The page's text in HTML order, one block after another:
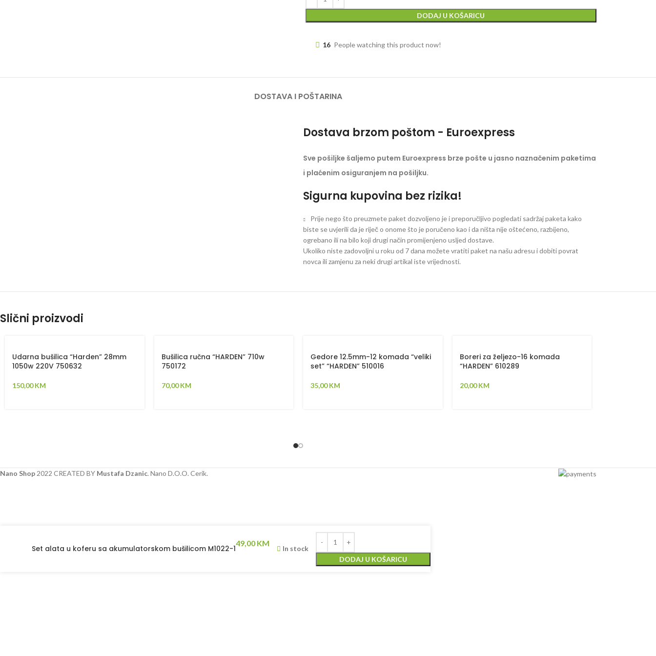
DODAJ U KOŠARICU
16 People watching this product now!
DOSTAVA I POŠTARINA
Dostava brzom poštom - Euroexpress
Sve pošiljke šaljemo putem Euroexpress brze pošte u jasno naznačenim paketima
i plaćenim osiguranjem na pošiljku.
Sigurna kupovina bez rizika!
Prije nego što preuzmete paket dozvoljeno je i preporučljivo pogledati sadržaj paketa kako
biste se uvjerili da je riječ o onome što je poručeno kao i da ništa nije oštećeno, razbijeno,
ogrebano ili na bilo koji drugi način promijenjeno usljed dostave.
Ukoliko niste zadovoljni u roku od 7 dana možete vratiti paket na našu adresu i dobiti povrat
novca ili zamjenu za neki drugi artikal iste vrijednosti.
Slični proizvodi
Udarna bušilica “Harden” 28mm
1050w 220V 750632
150,00KM
Bušilica ručna “HARDEN” 710w
750172
70,00KM
Gedore 12.5mm-12 komada “veliki
set” “HARDEN” 510016
35,00KM
Boreri za željezo-16 komada
“HARDEN” 610289
20,00KM
Nano Shop 2022 CREATED BY Mustafa Dzanic. Nano D.O.O. Cerik.
Set alata u koferu sa akumulatorskom bušilicom M1022-1
49,00 KM
In stock
DODAJ U KOŠARICU